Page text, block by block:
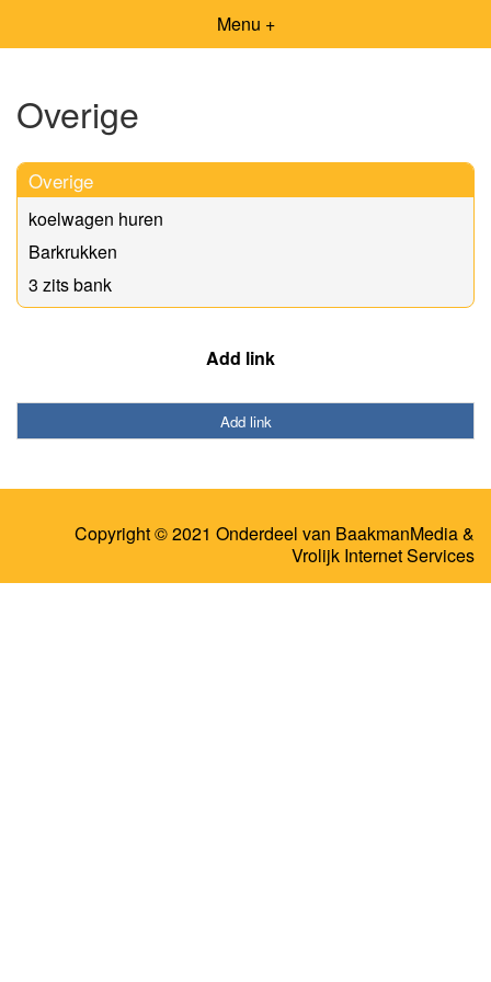
Menu +
Overige
Overige
koelwagen huren
Barkrukken
3 zits bank
Add link
Add link
Copyright © 2021 Onderdeel van BaakmanMedia&
Vrolijk Internet Services